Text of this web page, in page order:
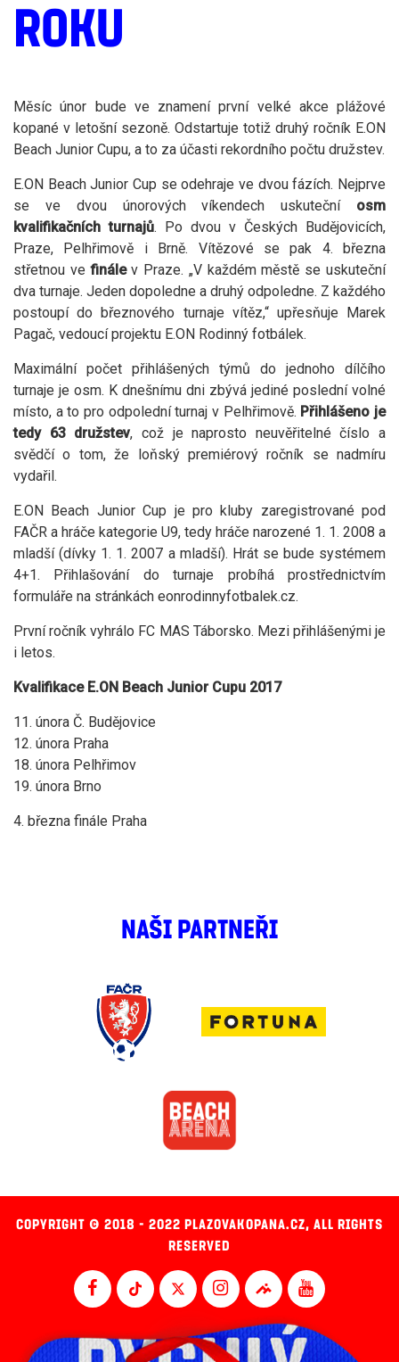
ROKU
Měsíc únor bude ve znamení první velké akce plážové
kopané v letošní sezoně. Odstartuje totiž druhý ročník E.ON
Beach Junior Cupu, a to za účasti rekordního počtu družstev.
E.ON Beach Junior Cup se odehraje ve dvou fázích. Nejprve
se ve dvou únorových víkendech uskuteční osm
kvalifikačních turnajů. Po dvou v Českých Budějovicích,
Praze, Pelhřimově i Brně. Vítězové se pak 4. března
střetnou vefinálev Praze. „V každém městě se uskuteční
dva turnaje. Jeden dopoledne a druhý odpoledne. Z každého
postoupí do březnového turnaje vítěz,“ upřesňuje Marek
Pagač, vedoucí projektu E.ON Rodinný fotbálek.
Maximální počet přihlášených týmů do jednoho dílčího
turnaje je osm. K dnešnímu dni zbývá jediné poslední volné
místo, a to pro odpolední turnaj v Pelhřimově. Přihlášeno je
tedy 63 družstev, což je naprosto neuvěřitelné číslo a
svědčí o tom, že loňský premiérový ročník se nadmíru
vydařil.
E.ON Beach Junior Cup je pro kluby zaregistrované pod
FAČR a hráče kategorie U9, tedy hráče narozené 1. 1. 2008 a
mladší (dívky 1. 1. 2007 a mladší). Hrát se bude systémem
4+1. Přihlašování do turnaje probíhá prostřednictvím
formuláře na stránkách eonrodinnyfotbalek.cz.
První ročník vyhrálo FC MAS Táborsko. Mezi přihlášenými je
i letos.
Kvalifikace E.ON Beach Junior Cupu 2017
11. února Č. Budějovice
12. února Praha
18. února Pelhřimov
19. února Brno
4. března finále Praha
NAŠI PARTNEŘI
COPYRIGHT © 2018 - 2022 PLAZOVAKOPANA.CZ, ALL RIGHTS
RESERVED